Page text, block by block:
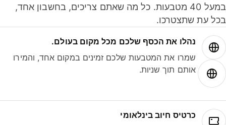
במעל 40 מטבעות. כל מה שאתם צריכים, בחשבון אחד,
עת שתצטרכו.
נהלו את הכסף שלכם מכל מקום בעולם.
שמרו את המטבעות שלכם זמינים במקום אחד, והמירו
אותם תוך שניות.
כרטיס חיוב בינלאומי